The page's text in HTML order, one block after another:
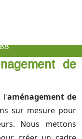
de
l'aménagement de
sur mesure pour
Nous mettons